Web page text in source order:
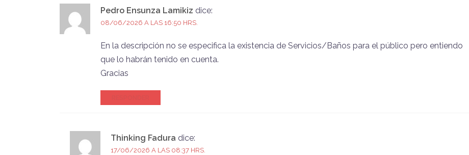
Pedro Ensunza Lamikiz dice:
08/06/2026 A LAS 16:50 HRS.
En la descripción no se especifica la existencia de Servicios/Baños para el público pero entiendo
que lo habrán tenido en cuenta.
Gracias
Thinking Fadura dice:
17/06/2026 A LAS 08:37 HRS.